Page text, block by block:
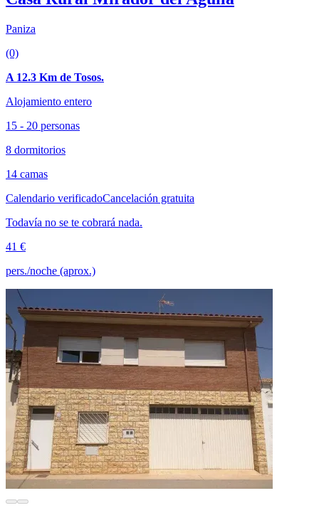
Paniza
(0)
A 12.3 Km de Tosos.
Alojamiento entero
15 - 20 personas
8 dormitorios
14 camas
Calendario verificadoCancelación gratuita
Todavía no se te cobrará nada.
41 €
pers./noche (aprox.)